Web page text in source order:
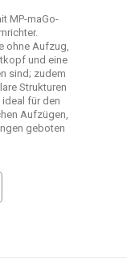
MP-maGo-
ohne Aufzug,
und eine
sind; zudem
Strukturen
ideal für den
Aufzügen,
geboten